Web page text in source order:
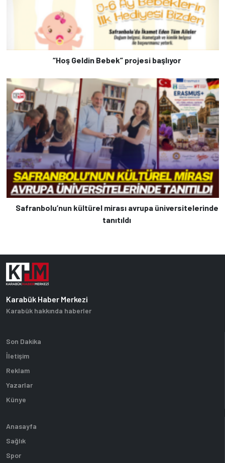
“Hoş Geldin Bebek” projesi başlıyor
Safranbolu’nun kültürel mirası avrupa üniversitelerinde
tanıtıldı
Karabük Haber Merkezi
Karabük hakkında haberler
Son Dakika
İletişim
Reklam
Yazarlar
Künye
Anasayfa
Sağlık
Spor